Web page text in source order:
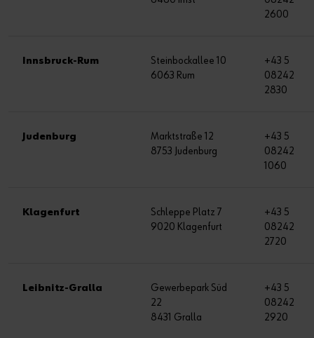
2600
Innsbruck-Rum
Steinbockallee 10
6063 Rum
+43 5
08242
2830
Judenburg
Marktstraße 12
8753 Judenburg
+43 5
08242
1060
Klagenfurt
Schleppe Platz 7
9020 Klagenfurt
+43 5
08242
2720
Leibnitz-Gralla
Gewerbepark Süd
22
8431 Gralla
+43 5
08242
2920